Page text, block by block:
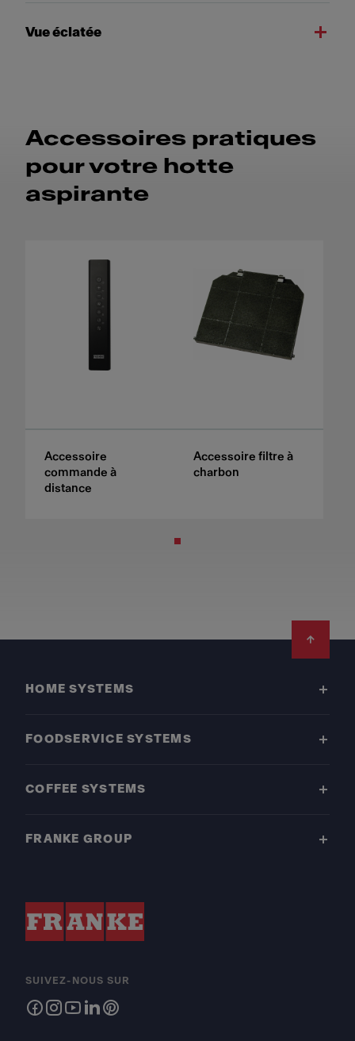
Vue éclatée
Accessoires pratiques
pour votre hotte
aspirante
Accessoire
commande à
distance
Accessoire filtre à
charbon
HOME SYSTEMS
FOODSERVICE SYSTEMS
COFFEE SYSTEMS
FRANKE GROUP
SUIVEZ-NOUS SUR